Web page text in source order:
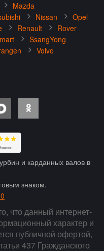
Mazda
Nissan
Opel
Renault
Rover
SsangYong
Volvo
и карданных валов в
знаком.
что данный интернет-
характер и
публичной офертой,
437 Гражданского